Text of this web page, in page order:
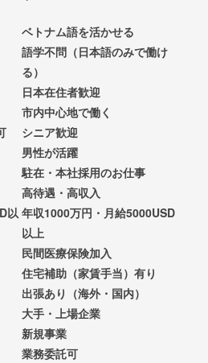
ベトナム語を活かせる
語学不問（日本語のみで働け
る）
日本在住者歓迎
市内中心地で働く
シニア歓迎
男性が活躍
駐在・本社採用のお仕事
高待遇・高収入
以 年収1000万円・月給5000USD
以上
民間医療保険加入
住宅補助（家賃手当）有り
出張あり（海外・国内）
大手・上場企業
新規事業
業務委託可